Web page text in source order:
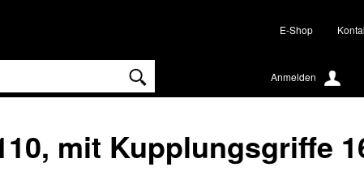
E-Shop
Anmelden
mit Kupplungsgriffe